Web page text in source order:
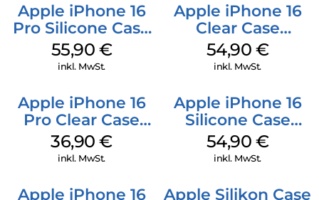
Apple iPhone 16
Pro Silicone Case
MagSafe Stone
Gray
55,90 €
inkl. MwSt.
Apple iPhone 16
Clear Case
MagSafe
Transparent
54,90 €
inkl. MwSt.
Apple iPhone 16
Pro Clear Case
MagSafe
Transparent
36,90€
inkl. MwSt.
Apple iPhone 16
Silicone Case
MagSafe Black
54,90 €
inkl. MwSt.
Apple iPhone 16 Apple Silikon Case